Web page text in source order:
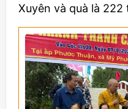
Xuyên và quà là 222